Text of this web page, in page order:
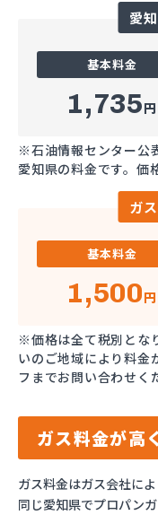
愛
基本料金
1,735円
※石油情報センター公
愛知県の料金です。価
ガ
基本料金
1,500円
※価格は全て税別とな
いのご地域により料金
フまでお問い合わせく
ガス料金が高
ガス料金はガス会社に
同じ愛知県でプロパン